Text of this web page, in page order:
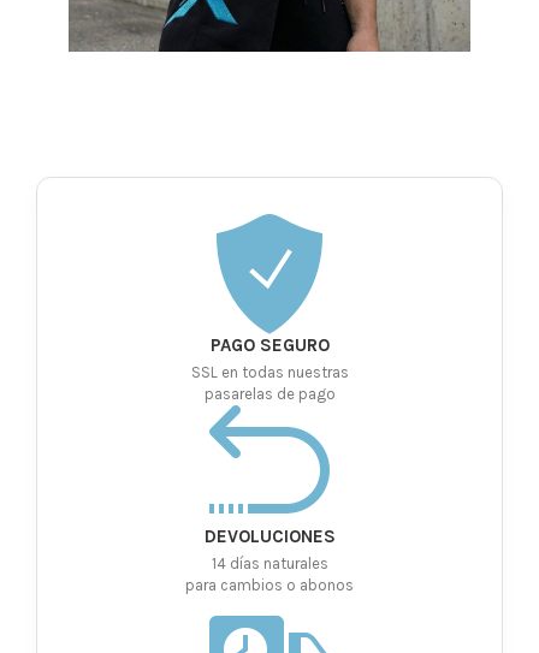
PAGO SEGURO
SSL en todas nuestras
pasarelas de pago
DEVOLUCIONES
14 días naturales
para cambios o abonos